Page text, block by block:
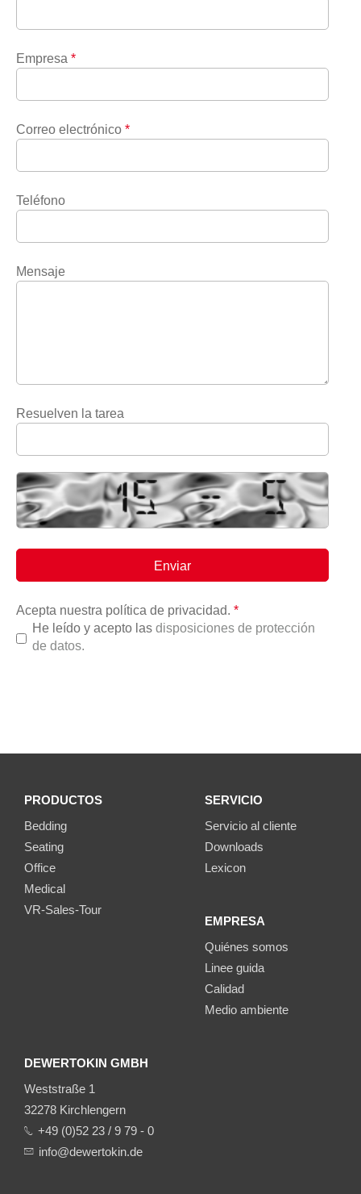
Empresa *
Correo electrónico *
Teléfono
Mensaje
Resuelven la tarea
Acepta nuestra política de privacidad. *
He leído y acepto las disposiciones de protección
de datos.
PRODUCTOS
Bedding
Seating
Office
Medical
VR-Sales-Tour
SERVICIO
Servicio al cliente
Downloads
Lexicon
EMPRESA
Quiénes somos
Linee guida
Calidad
Medio ambiente
DEWERTOKIN GMBH
Weststraße 1
32278 Kirchlengern
+49 (0)52 23 / 9 79 - 0
info@dewertokin.de